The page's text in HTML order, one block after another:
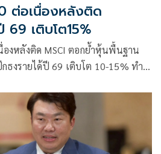
ต่อเนื่องหลังติด
69 เติบโต15%
องหลังติด MSCI ตอกย้ำหุ้นพื้นฐาน
งรายได้ปี 69 เติบโต 10-15% ทำ
วียดนาม หนุนการเติบโตระยะยาว